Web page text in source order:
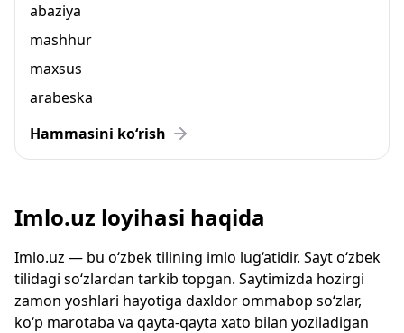
abaziya
mashhur
maxsus
arabeska
Hammasini ko‘rish
Imlo.uz loyihasi haqida
Imlo.uz — bu o‘zbek tilining imlo lug‘atidir. Sayt o‘zbek
tilidagi so‘zlardan tarkib topgan. Saytimizda hozirgi
zamon yoshlari hayotiga daxldor ommabop so‘zlar,
ko‘p marotaba va qayta-qayta xato bilan yoziladigan